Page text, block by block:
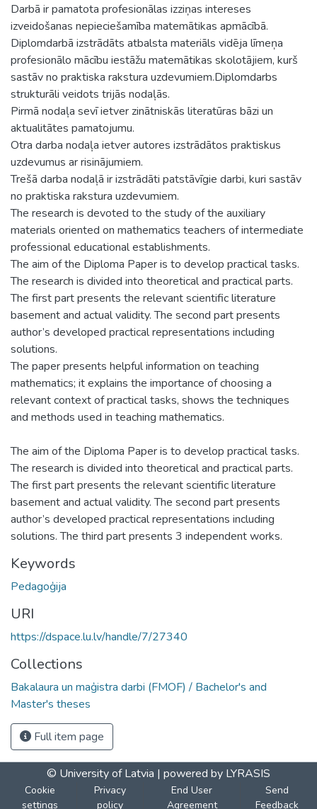
Darbā ir pamatota profesionālas izziņas intereses
izveidošanas nepieciešamība matemātikas apmācībā.
Diplomdarbā izstrādāts atbalsta materiāls vidēja līmeņa
profesionālo mācību iestāžu matemātikas skolotājiem, kurš
sastāv no praktiska rakstura uzdevumiem.Diplomdarbs
strukturāli veidots trijās nodaļās.
Pirmā nodaļa sevī ietver zinātniskās literatūras bāzi un
aktualitātes pamatojumu.
Otra darba nodaļa ietver autores izstrādātos praktiskus
uzdevumus ar risinājumiem.
Trešā darba nodaļā ir izstrādāti patstāvīgie darbi, kuri sastāv
no praktiska rakstura uzdevumiem.
The research is devoted to the study of the auxiliary
materials oriented on mathematics teachers of intermediate
professional educational establishments.
The aim of the Diploma Paper is to develop practical tasks.
The research is divided into theoretical and practical parts.
The first part presents the relevant scientific literature
basement and actual validity. The second part presents
author’s developed practical representations including
solutions.
The paper presents helpful information on teaching
mathematics; it explains the importance of choosing a
relevant context of practical tasks, shows the techniques
and methods used in teaching mathematics.
The aim of the Diploma Paper is to develop practical tasks.
The research is divided into theoretical and practical parts.
The first part presents the relevant scientific literature
basement and actual validity. The second part presents
author’s developed practical representations including
solutions. The third part presents 3 independent works.
Keywords
Pedagoģija
URI
https://dspace.lu.lv/handle/7/27340
Collections
Bakalaura un maģistra darbi (FMOF) / Bachelor's and
Master's theses
Full item page
© University of Latvia | powered by LYRASIS
Cookie
settings
Privacy
policy
End User
Agreement
Send
Feedback